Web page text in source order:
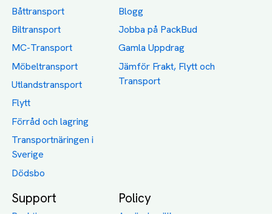
Båttransport
Biltransport
MC-Transport
Möbeltransport
Utlandstransport
Flytt
Förråd och lagring
Transportnäringen i
Sverige
Dödsbo
Blogg
Jobba på PackBud
Gamla Uppdrag
Jämför Frakt, Flytt och
Transport
Support
Packtips
Policy
Användarvillkor